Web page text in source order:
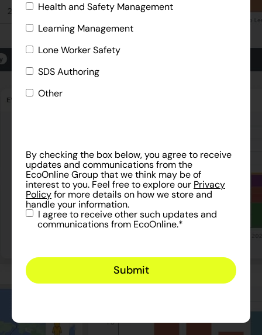
Health and Safety Management
Learning Management
Lone Worker Safety
SDS Authoring
Other
By checking the box below, you agree to receive
updates and communications from the
EcoOnline Group that we think may be of
interest to you. Feel free to explore our Privacy
Policy for more details on how we store and
handle your information.
I agree to receive other such updates and
communications from EcoOnline.*